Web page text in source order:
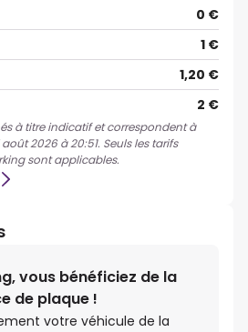
0 €
1 €
1,20 €
2 €
à titre indicatif et correspondent à
2026 à 20:51. Seuls les tarifs
sont applicables.
vous bénéficiez de la
de plaque !
votre véhicule de la